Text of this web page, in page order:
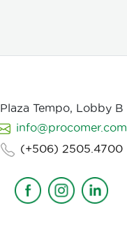
Plaza Tempo, Lobby B
info@procomer.com
(+506) 2505.4700